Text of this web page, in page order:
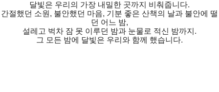
달빛은 우리의 가장 내밀한 곳까지 비춰줍니다.
간절했던 소원, 불안했던 마음, 기분 좋은 산책의 날과 불안에 떨
던 어느 밤,
설레고 벅차 잠 못 이루던 밤과 눈물로 적신 밤까지.
그 모든 밤에 달빛은 우리와 함께 했습니다.